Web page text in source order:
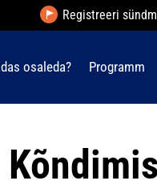
Registreeri
osaleda? Programm